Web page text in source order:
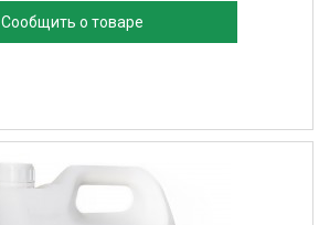
Сообщить о товаре